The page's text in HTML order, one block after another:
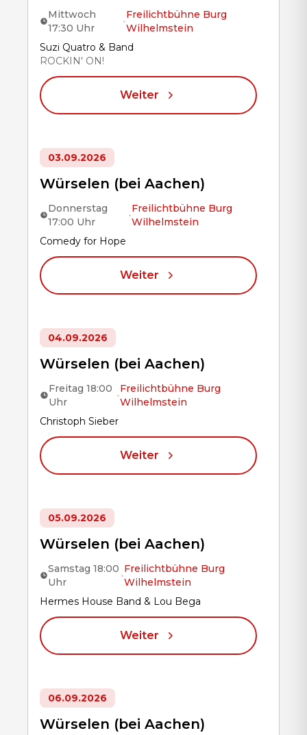
Mittwoch
17:30 Uhr
•
Freilichtbühne Burg
Wilhelmstein
Title
Suzi Quatro & Band
ROCKIN' ON!
Weiter
03.09.2026
Würselen (bei Aachen)
Donnerstag
17:00 Uhr
•
Freilichtbühne Burg
Wilhelmstein
Title
Comedy for Hope
Weiter
04.09.2026
Würselen (bei Aachen)
Freitag 18:00
Uhr
•
Freilichtbühne Burg
Wilhelmstein
Title
Christoph Sieber
Weiter
05.09.2026
Würselen (bei Aachen)
Samstag 18:00
Uhr
•
Freilichtbühne Burg
Wilhelmstein
Title
Hermes House Band & Lou Bega
Weiter
06.09.2026
Würselen (bei Aachen)